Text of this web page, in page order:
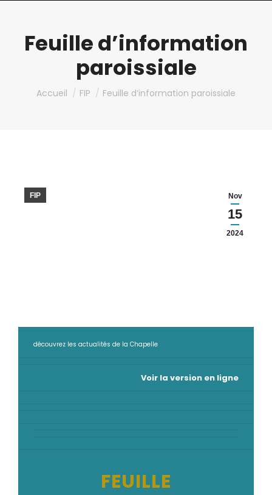
Feuille d’information
paroissiale
Vous êtes ici :
Accueil FIP Feuille d’information paroissiale
Nov
15
2024
FIP
découvrez les actualités de la Chapelle
Voir la version en ligne
FEUILLE